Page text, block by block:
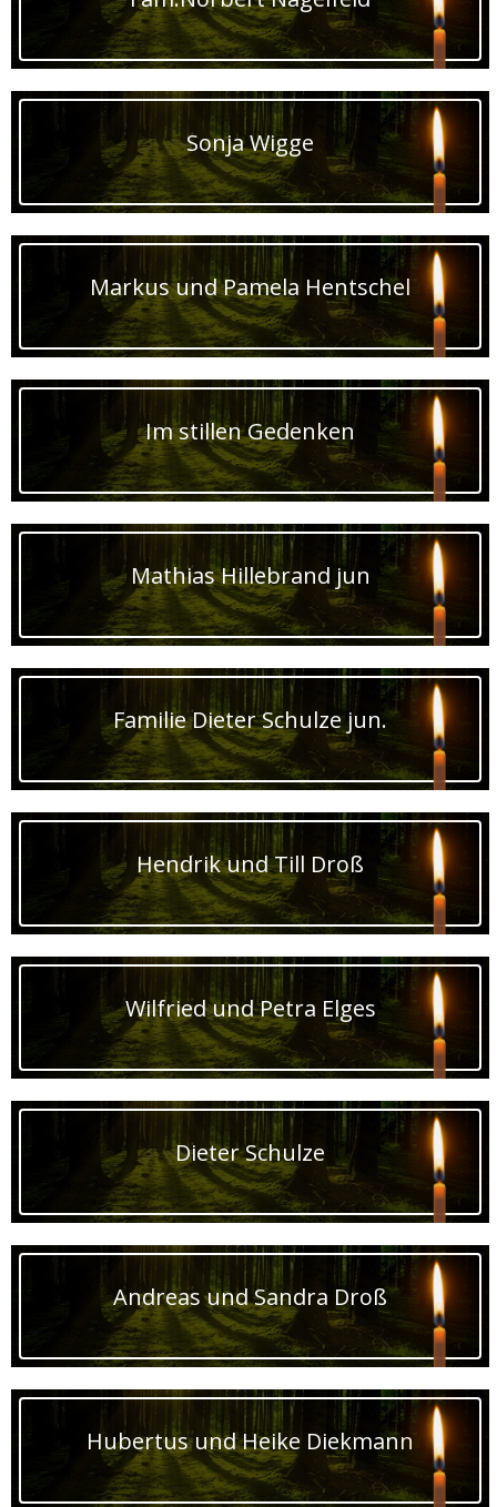
Sonja Wigge
Markus und Pamela Hentschel
Im stillen Gedenken
Mathias Hillebrand jun
Familie Dieter Schulze jun.
Hendrik und Till Droß
Wilfried und Petra Elges
Dieter Schulze
Andreas und Sandra Droß
Hubertus und Heike Diekmann